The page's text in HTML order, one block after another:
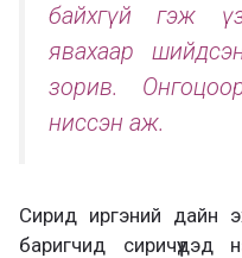
байхгүй гэж
явахаар
зорив.
ниссэн аж.
Сирид иргэний дайн
баригчид сиричүүдэд